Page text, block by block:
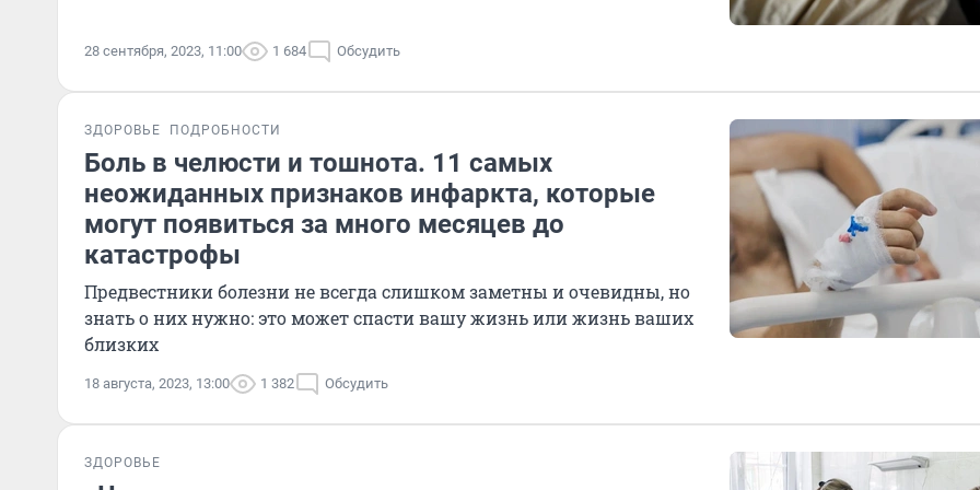
28 сентября, 2023, 11:00 1 684 Обсудить
ЗДОРОВЬЕ ПОДРОБНОСТИ
Боль в челюсти и тошнота. 11 самых
неожиданных признаков инфаркта, которые
могут появиться за много месяцев до
катастрофы
Предвестники болезни не всегда слишком заметны и очевидны, но
знать о них нужно: это может спасти вашу жизнь или жизнь ваших
близких
18 августа, 2023, 13:00 1 382 Обсудить
ЗДОРОВЬЕ